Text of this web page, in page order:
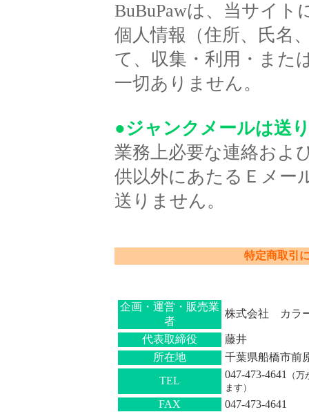
BuBuPawは、当サイ
個人情報（住所、氏名
て、収集・利用・また
一切ありません。
●ジャンクメールは送
業務上必要な連絡およ
供以外にあたるＥメー
送りません。
特定商取引
企画・運営・販売業
者
株式会社 カラ
代表取締役
藤井
所在地
千葉県船橋市前
TEL
047-473-4641
（
ます）
FAX 047-473-4641